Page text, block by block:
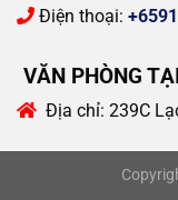
Điện thoại:
VĂN PHÒNG
Địa chỉ: 239C